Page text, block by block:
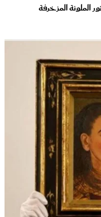
الملونة المزخرفة